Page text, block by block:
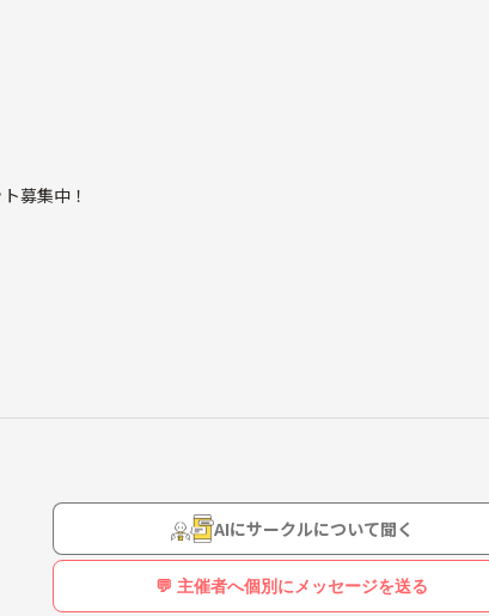
募集中！
ください！もちろん地元の方も大歓迎です(^∇^)
すめです！
AIにサークルについて聞く
💬 主催者へ個別にメッセージを送る